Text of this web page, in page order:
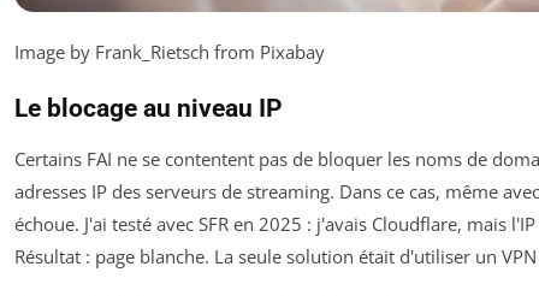
Image by Frank_Rietsch from Pixabay
Le blocage au niveau IP
Certains FAI ne se contentent pas de bloquer les noms de
adresses IP des serveurs de streaming. Dans ce cas, même
échoue. J'ai testé avec SFR en 2025 : j'avais Cloudflare, mais
Résultat : page blanche. La seule solution était d'utiliser un